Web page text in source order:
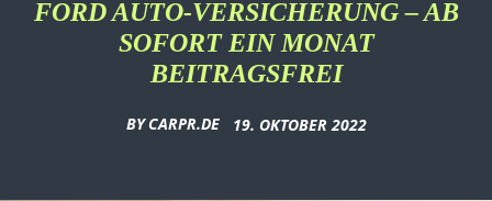
FORD AUTO-VERSICHERUNG – AB
SOFORT EIN MONAT
BEITRAGSFREI
BY CARPR.DE 19. OKTOBER 2022